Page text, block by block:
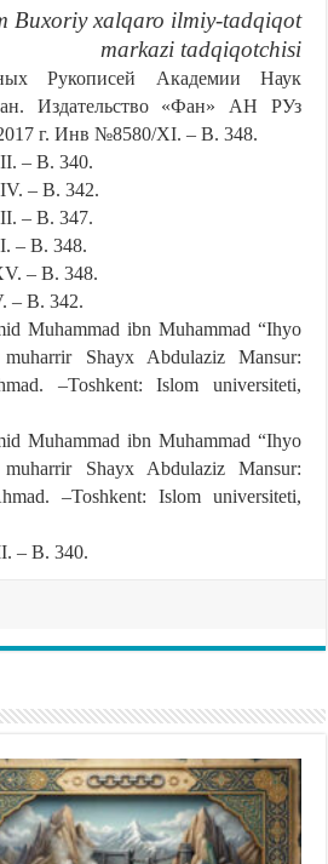
Buxoriy xalqaro ilmiy-tadqiqot
markazi tadqiqotchisi
Рукописей Академии Наук
Издательство «Фан» АН РУз
г. Инв №8580/XI. – B. 348.
– B. 340.
– B. 342.
– B. 347.
– B. 348.
– B. 348.
– B. 342.
Muhammad ibn Muhammad “Ihyo
Shayx Abdulaziz Mansur:
–Toshkent: Islom universiteti,
Muhammad ibn Muhammad “Ihyo
Shayx Abdulaziz Mansur:
–Toshkent: Islom universiteti,
– B. 340.